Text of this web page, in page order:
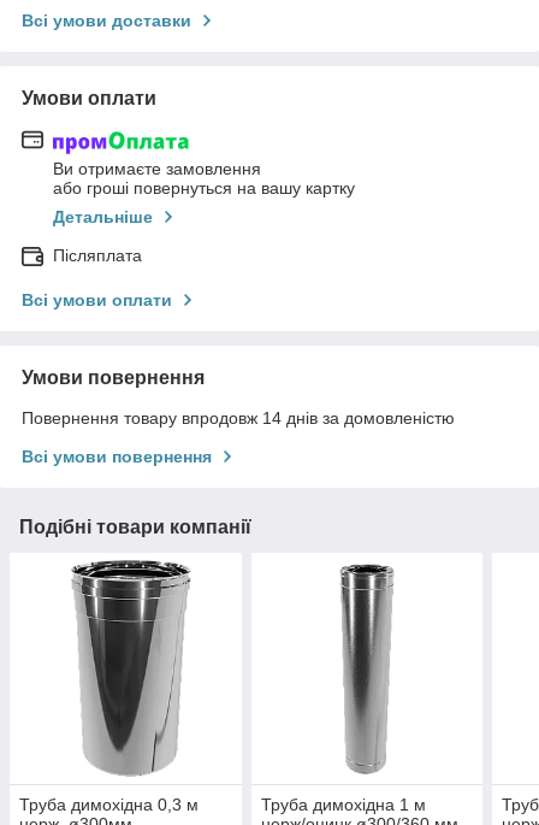
Всі умови доставки
Умови оплати
Ви отримаєте замовлення
або гроші повернуться на вашу картку
Детальніше
Післяплата
Всі умови оплати
Умови повернення
Повернення товару впродовж 14 днів за домовленістю
Всі умови повернення
Подібні товари компанії
Труба димохідна 0,3 м
Труба димохідна 1 м